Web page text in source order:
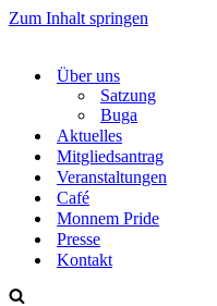
Zum Inhalt springen
Über uns
Satzung
Buga
Aktuelles
Mitgliedsantrag
Veranstaltungen
Café
Monnem Pride
Presse
Kontakt